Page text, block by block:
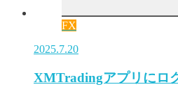
FX
2025.7.20
XMTradingアプリにロ